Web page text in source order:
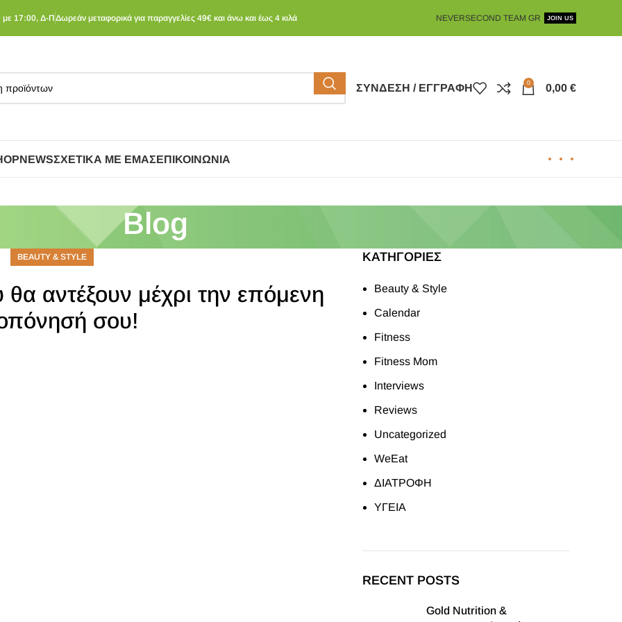
με 17:00, Δ-ΠΔωρεάν μεταφορικά για παραγγελίες 49€ και άνω και έως 4 κιλά NEVERSECOND TEAM GR JOIN US
ΣΎΝΔΕΣΗ / ΕΓΓΡΑΦΉ 0 0,00 €
NEWSΣΧΕΤΙΚΆ ΜΕ ΕΜΆΣΕΠΙΚΟΙΝΩΝΊΑ
Blog
BEAUTY & STYLE
αντέξουν μέχρι την επόμενη
σου!
KΑΤΗΓΟΡΊΕΣ
Beauty & Style
Calendar
Fitness
Fitness Mom
Interviews
Reviews
Uncategorized
WeEat
ΔΙΑΤΡΟΦΗ
ΥΓΕΙΑ
RECENT POSTS
Gold Nutrition &